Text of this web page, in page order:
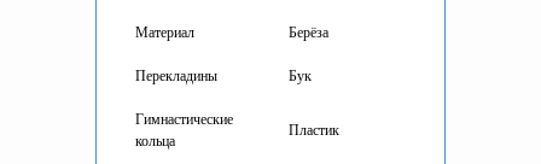
Материал Берёза
Перекладины Бук
Гимнастические
кольца
Пластик